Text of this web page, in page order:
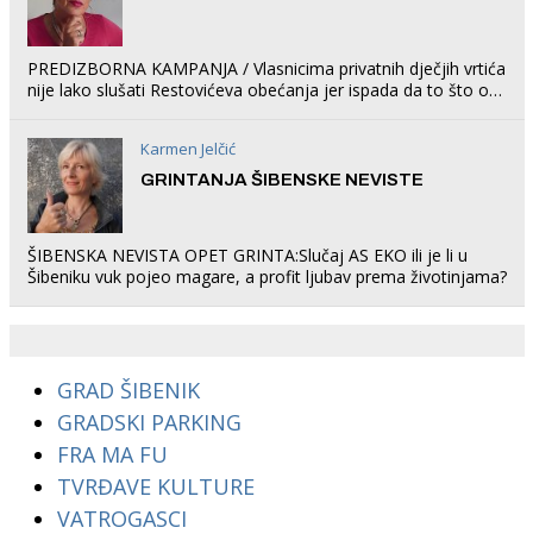
PREDIZBORNA KAMPANJA / Vlasnicima privatnih dječjih vrtića
nije lako slušati Restovićeva obećanja jer ispada da to što oni
Karmen Jelčić
GRINTANJA ŠIBENSKE NEVISTE
ŠIBENSKA NEVISTA OPET GRINTA:Slučaj AS EKO ili je li u
Šibeniku vuk pojeo magare, a profit ljubav prema životinjama?
GRAD ŠIBENIK
GRADSKI PARKING
FRA MA FU
TVRĐAVE KULTURE
VATROGASCI